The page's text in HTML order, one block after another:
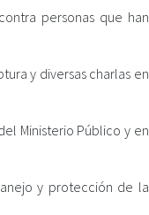
personas que han
y diversas charlas en
Ministerio Público y en
y protección de la